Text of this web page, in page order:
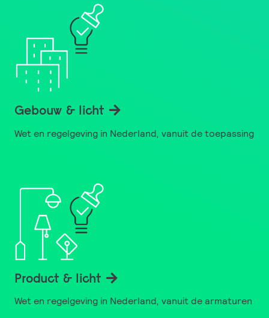
Gebouw & licht
Wet en regelgeving in Nederland, vanuit de toepassing
Product & licht
Wet en regelgeving in Nederland, vanuit de armaturen